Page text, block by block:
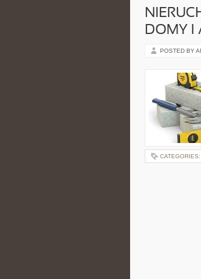
DOMY I
POSTED BY
CATEGORIES: